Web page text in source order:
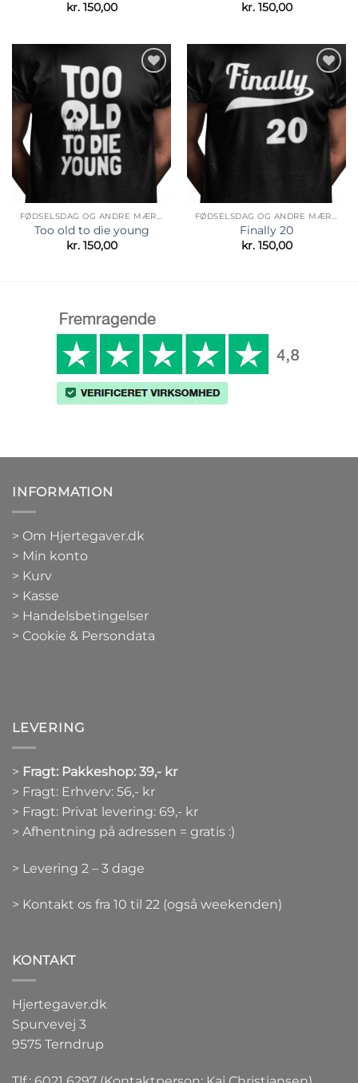
kr.150,00 kr.150,00
Tilføj til
ønskeliste
FØDSELSDAG OG ANDRE MÆRKEDAGE
Too old to die young
kr.150,00
Tilføj til
ønskeliste
FØDSELSDAG OG ANDRE MÆRKEDAGE
Finally 20
kr.150,00
INFORMATION
> Om Hjertegaver.dk
> Min konto
> Kurv
> Kasse
> Handelsbetingelser
> Cookie & Persondata
LEVERING
> Fragt: Pakkeshop: 39,- kr
> Fragt: Erhverv: 56,- kr
> Fragt: Privat levering: 69,- kr
> Afhentning på adressen = gratis :)
> Levering 2 – 3 dage
> Kontakt os fra 10 til 22 (også weekenden)
KONTAKT
Hjertegaver.dk
Spurvevej 3
9575 Terndrup